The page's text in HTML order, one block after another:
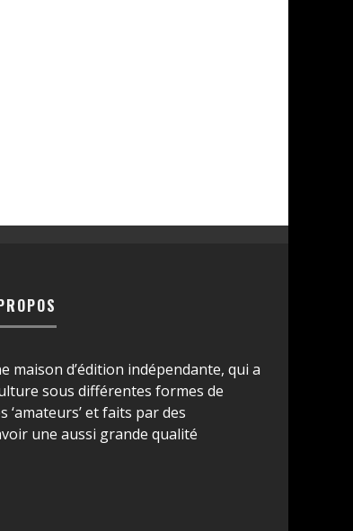
maison d’édition indépendante, qui a
sous différentes formes de
‘amateurs’ et faits par des
une aussi grande qualité